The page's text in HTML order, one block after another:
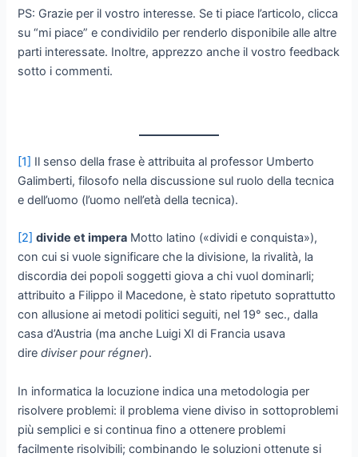
PS: Grazie per il vostro interesse. Se ti piace l’articolo, clicca
su “mi piace” e condividilo per renderlo disponibile alle altre
parti interessate. Inoltre, apprezzo anche il vostro feedback
sotto i commenti.
[1] Il senso della frase è attribuita al professor Umberto
Galimberti, filosofo nella discussione sul ruolo della tecnica
e dell’uomo (l’uomo nell’età della tecnica).
[2] divide et impera Motto latino («dividi e conquista»),
con cui si vuole significare che la divisione, la rivalità, la
discordia dei popoli soggetti giova a chi vuol dominarli;
attribuito a Filippo il Macedone, è stato ripetuto soprattutto
con allusione ai metodi politici seguiti, nel 19° sec., dalla
casa d’Austria (ma anche Luigi XI di Francia usava
dirediviser pour régner).
In informatica la locuzione indica una metodologia per
risolvere problemi: il problema viene diviso in sottoproblemi
più semplici e si continua fino a ottenere problemi
facilmente risolvibili; combinando le soluzioni ottenute si